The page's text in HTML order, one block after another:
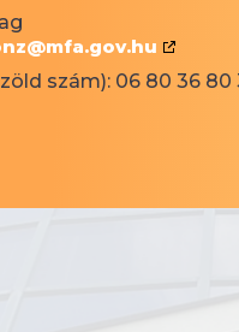
szám): 06 80 36 80